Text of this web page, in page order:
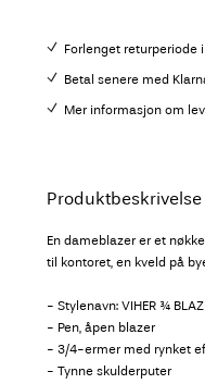
Forlenget returperiode
Betal senere med
Mer informasjon om
Produktbeskrivelse
En dameblazer er et
til kontoret, en kveld på
- Stylenavn: VIHER ¾
- Pen, åpen blazer
- 3/4-ermer med rynket
- Tynne skulderputer